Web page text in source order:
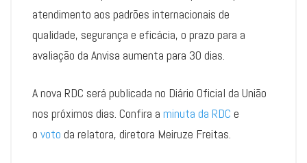
atendimento aos padrões internacionais de
qualidade, segurança e eficácia, o prazo para a
avaliação da Anvisa aumenta para 30 dias.
A nova RDC será publicada no Diário Oficial da União
nos próximos dias. Confira a minuta da RDC e
o voto da relatora, diretora Meiruze Freitas.